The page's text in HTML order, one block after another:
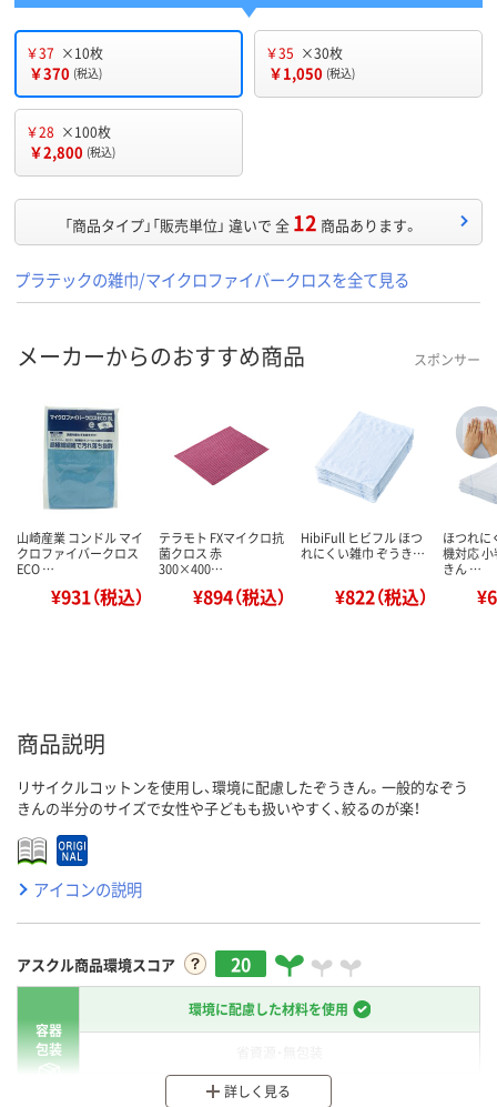
￥37 ×10枚
￥370 (税込)
￥35 ×30枚
￥1,050 (税込)
￥28 ×100枚
￥2,800 (税込)
「商品タイプ」「販売単位」 違いで 全 12 商品あります。
プラテックの雑巾/マイクロファイバークロスを全て見る
メーカーからのおすすめ商品 スポンサー
山崎産業 コンドル マイ
クロファイバークロス
ECO …
¥931（税込）
テラモト FXマイクロ抗
菌クロス 赤
300×400…
¥894（税込）
HibiFull ヒビフル ほつ
れにくい雑巾 ぞうき…
¥822（税込）
ほつれに
機対応
きん …
商品説明
リサイクルコットンを使用し、環境に配慮したぞうきん。一般的なぞう
きんの半分のサイズで女性や子どもも扱いやすく、絞るのが楽！
アイコンの説明
アスクル商品環境スコア 20
容器
包装
環境に配慮した材料を使用
分別・リサイクルしやすい設計
詳しく見る